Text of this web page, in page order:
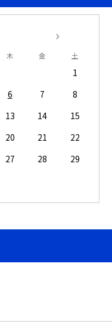
木 金 土
1
6 7
8
13 14
15
20 21
22
27 28
29